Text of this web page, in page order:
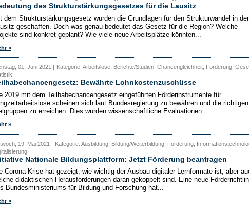
des Strukturstärkungsgesetzes für die Lausitz
dem Strukturstärkungsgesetz wurden die Grundlagen für den Strukturwandel in der
geschaffen. Doch was genau bedeutet das Gesetz für die Region? Welche
sind konkret geplant? Wie viele neue Arbeitsplätze könnten...
»
01. Juni 2021 |
Kategorie: Arbeitslose, Berichte/Studien, Chancengleichheit, Förderung,
Bewährte Lohnkostenzuschüsse
2019 mit dem Teilhabechancengesetz eingeführten Förderinstrumente für
scheinen sich laut Bundesregierung zu bewähren und die richtigen
zu erreichen. Dies würden wissenschaftliche Evaluationen...
»
19. Mai 2021 | Kategorie: Ausbildung, Bildung/Weiterbildung, Förderung,
Nationale Bildungsplattform: Jetzt Förderung beantragen
Corona-Krise hat gezeigt, wie wichtig der Ausbau digitaler Lernformate ist, aber
didaktischen Herausforderungen daran gekoppelt sind. Eine neue
Bundesministeriums für Bildung und Forschung hat...
»